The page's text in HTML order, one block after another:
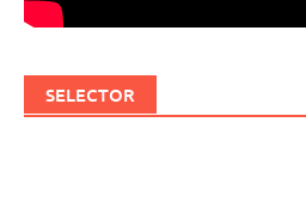
SELECTOR